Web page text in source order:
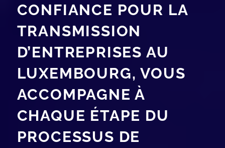
CONFIANCE POUR LA
TRANSMISSION
D’ENTREPRISES AU
LUXEMBOURG, VOUS
ACCOMPAGNE À
CHAQUE ÉTAPE DU
PROCESSUS DE